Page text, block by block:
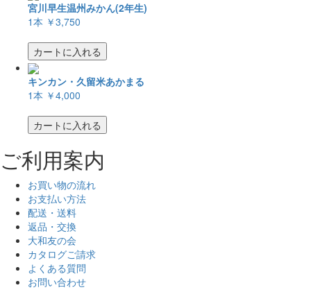
宮川早生温州みかん(2年生)
1本 ￥3,750
カートに入れる
キンカン・久留米あかまる
1本 ￥4,000
カートに入れる
ご利用案内
お買い物の流れ
お支払い方法
配送・送料
返品・交換
大和友の会
カタログご請求
よくある質問
お問い合わせ